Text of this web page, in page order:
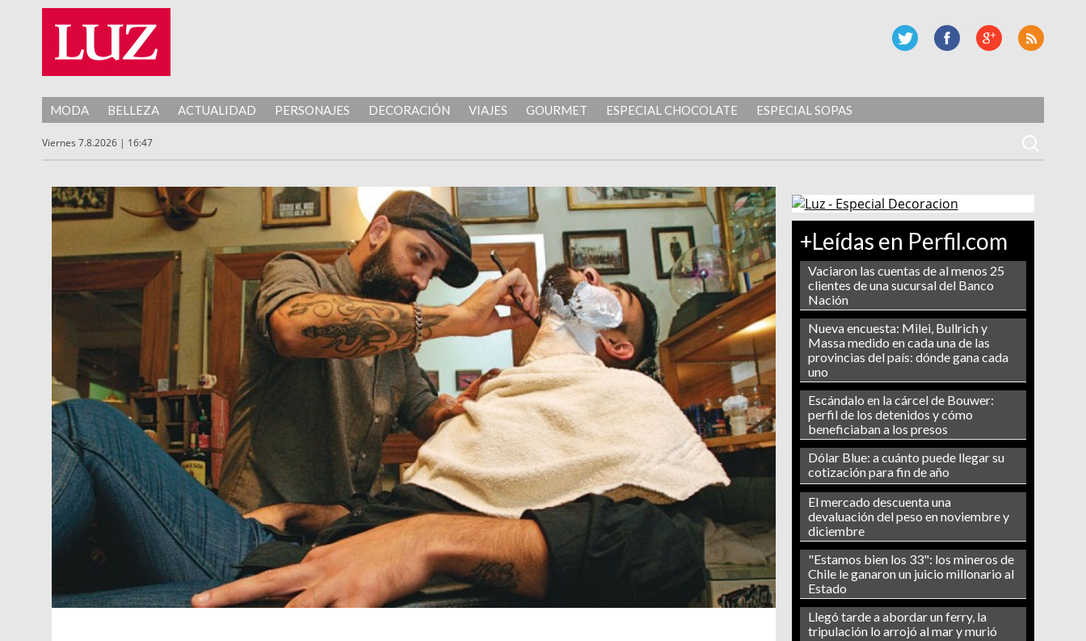
MODA BELLEZA ACTUALIDAD PERSONAJES DECORACIÓN VIAJES GOURMET ESPECIAL CHOCOLATE ESPECIAL SOPAS
Viernes 7.8.2026 | 16:47
+Leídas en Perfil.com
Vaciaron las cuentas de al menos 25
clientes de una sucursal del Banco
Nación
Nueva encuesta: Milei, Bullrich y
Massa medido en cada una de las
provincias del país: dónde gana cada
uno
Escándalo en la cárcel de Bouwer:
perfil de los detenidos y cómo
beneficiaban a los presos
Dólar Blue: a cuánto puede llegar su
cotización para fin de año
El mercado descuenta una
devaluación del peso en noviembre y
diciembre
"Estamos bien los 33": los mineros de
Chile le ganaron un juicio millonario al
Estado
Llegó tarde a abordar un ferry, la
tripulación lo arrojó al mar y murió